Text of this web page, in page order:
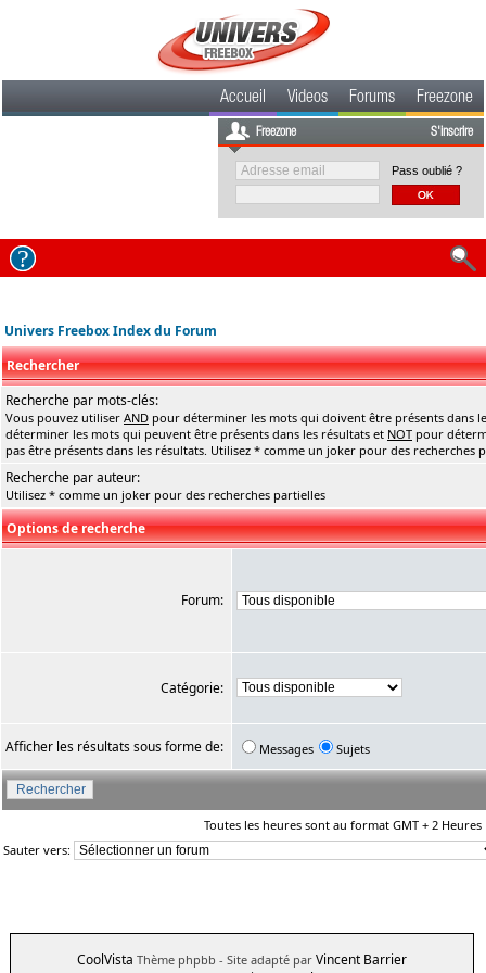
Accueil Videos Forums Freezone
Freezone S'inscrire
Pass oublié ?
Univers Freebox Index du Forum
Rechercher
Recherche par mots-clés:
Vous pouvez utiliser AND pour déterminer les mots qui doivent être présents dans
déterminer les mots qui peuvent être présents dans les résultats et NOT pour
pas être présents dans les résultats. Utilisez * comme un joker pour des recherches
Recherche par auteur:
Utilisez * comme un joker pour des recherches partielles
Options de recherche
Forum:
Catégorie:
Afficher les résultats sous forme de: Messages Sujets
Toutes les heures sont au format GMT + 2 Heures
Sauter vers:
CoolVista Thème phpbb - Site adapté par Vincent Barrier